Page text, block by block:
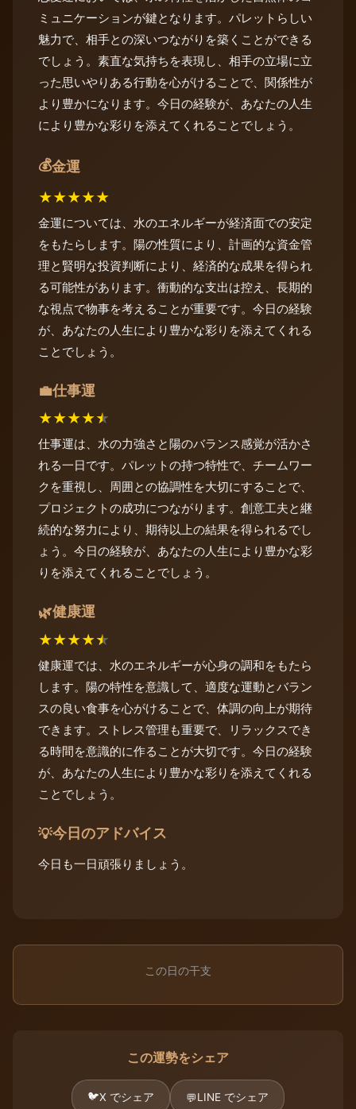
ミュニケーションが鍵となります。パレットらしい
魅力で、相手との深いつながりを築くことができる
でしょう。素直な気持ちを表現し、相手の立場に立
った思いやりある行動を心がけることで、関係性が
より豊かになります。今日の経験が、あなたの人生
により豊かな彩りを添えてくれることでしょう。
💰金運
★★★★★
金運については、水のエネルギーが経済面での安定
をもたらします。陽の性質により、計画的な資金管
理と賢明な投資判断により、経済的な成果を得られ
る可能性があります。衝動的な支出は控え、長期的
な視点で物事を考えることが重要です。今日の経験
が、あなたの人生により豊かな彩りを添えてくれる
ことでしょう。
💼仕事運
★★★★★
仕事運は、水の力強さと陽のバランス感覚が活かさ
れる一日です。パレットの持つ特性で、チームワー
クを重視し、周囲との協調性を大切にすることで、
プロジェクトの成功につながります。創意工夫と継
続的な努力により、期待以上の結果を得られるでし
ょう。今日の経験が、あなたの人生により豊かな彩
りを添えてくれることでしょう。
🌿健康運
★★★★★
健康運では、水のエネルギーが心身の調和をもたら
します。陽の特性を意識して、適度な運動とバラン
スの良い食事を心がけることで、体調の向上が期待
できます。ストレス管理も重要で、リラックスでき
る時間を意識的に作ることが大切です。今日の経験
が、あなたの人生により豊かな彩りを添えてくれる
ことでしょう。
💡今日のアドバイス
今日も一日頑張りましょう。
この日の干支
この運勢をシェア
🐦X でシェア 💬LINE でシェア